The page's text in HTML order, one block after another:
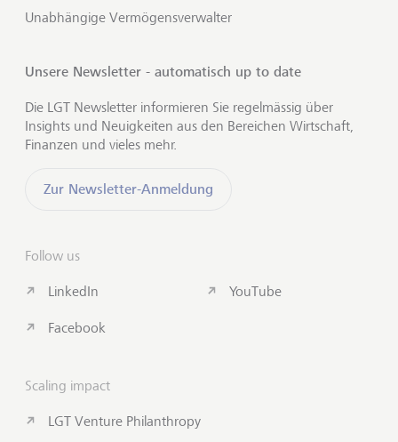
Unabhängige Vermögensverwalter
Unsere Newsletter - automatisch up to date
Die LGT Newsletter informieren Sie regelmässig über
Insights und Neuigkeiten aus den Bereichen Wirtschaft,
Finanzen und vieles mehr.
Zur Newsletter-Anmeldung
Follow us
LinkedIn
Facebook
YouTube
Scaling impact
LGT Venture Philanthropy